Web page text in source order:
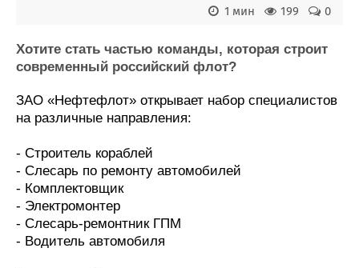
Еще
Пульс
Новости
Репутация
Работа
Крюинг
Журнал
Реклама
Доска объявлений
Продажа флота
Изделия
Материалы
0
199
1 мин
Хотите стать частью команды, которая строит
современный российский флот?
ЗАО «Нефтефлот» открывает набор специалистов
на различные направления:
- Строитель кораблей
- Слесарь по ремонту автомобилей
- Комплектовщик
- Электромонтер
- Слесарь-ремонтник ГПМ
- Водитель автомобиля